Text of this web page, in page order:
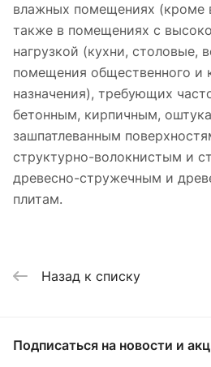
влажных помещениях (кроме
также в помещениях с
нагрузкой (кухни, столовые,
помещения общественного и
назначения), требующих
бетонным, кирпичным,
зашпатлеванным
структурно-волокнистым и
древесно-стружечным и
плитам.
Назад к списку
Подписаться на новости и